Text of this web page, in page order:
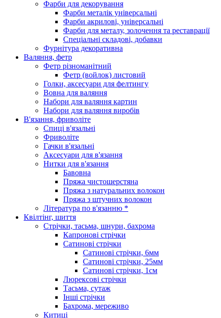
Фарби для декорування
Фарби металік універсальні
Фарби акрилові, універсальні
Фарби для металу, золочення та реставрації
Спеціальні складові, добавки
Фурнітура декоративна
Валяння, фетр
Фетр різноманітний
Фетр (войлок) листовий
Голки, аксесуари для фелтингу
Вовна для валяння
Набори для валяння картин
Набори для валяння виробів
В'язання, фриволіте
Спиці в'язальні
Фриволіте
Гачки в'язальні
Аксесуари для в'язання
Нитки для в'язання
Бавовна
Пряжа чистошерстяна
Пряжа з натуральних волокон
Пряжа з штучних волокон
Література по в'язанню *
Квілтінг, шиття
Стрічки, тасьма, шнури, бахрома
Капронові стрічки
Сатинові стрічки
Сатинові стрічки, 6мм
Сатинові стрічки, 25мм
Сатинові стрічки, 1см
Люрексові стрічки
Тасьма, сутаж
Інші стрічки
Бахрома, мереживо
Китиці